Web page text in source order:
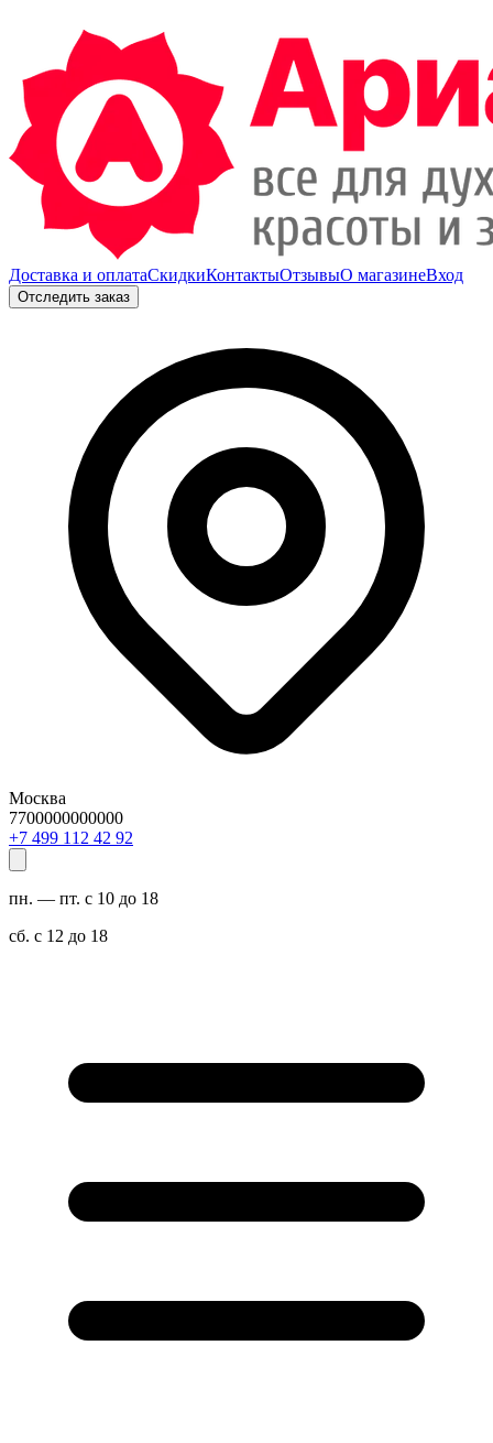
Доставка и оплатаСкидкиКонтактыОтзывыО магазинеВход
Отследить заказ
Москва
7700000000000
29 24 211 994 7+
пн. — пт. с 10 до 18
сб. с 12 до 18